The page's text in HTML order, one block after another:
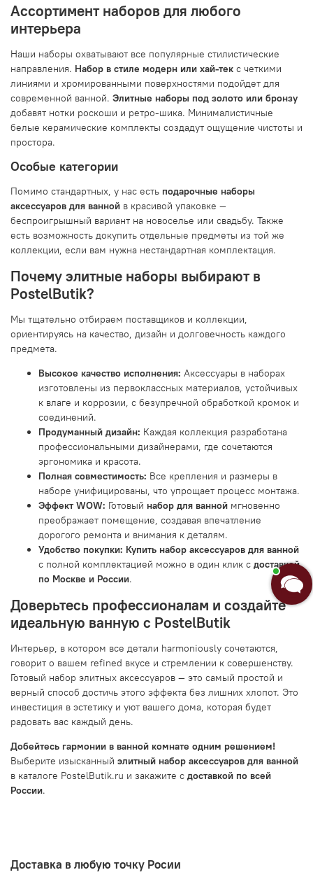
Ассортимент наборов для любого
интерьера
Наши наборы охватывают все популярные стилистические
направления. Набор в стиле модерн или хай-тек с четкими
линиями и хромированными поверхностями подойдет для
современной ванной. Элитные наборы под золото или бронзу
добавят нотки роскоши и ретро-шика. Минималистичные
белые керамические комплекты создадут ощущение чистоты и
простора.
Особые категории
Помимо стандартных, у нас есть подарочные наборы
аксессуаров для ванной в красивой упаковке —
беспроигрышный вариант на новоселье или свадьбу. Также
есть возможность докупить отдельные предметы из той же
коллекции, если вам нужна нестандартная комплектация.
Почему элитные наборы выбирают в
PostelButik?
Мы тщательно отбираем поставщиков и коллекции,
ориентируясь на качество, дизайн и долговечность каждого
предмета.
Высокое качество исполнения: Аксессуары в наборах
изготовлены из первоклассных материалов, устойчивых
к влаге и коррозии, с безупречной обработкой кромок и
соединений.
Продуманный дизайн: Каждая коллекция разработана
профессиональными дизайнерами, где сочетаются
эргономика и красота.
Полная совместимость: Все крепления и размеры в
наборе унифицированы, что упрощает процесс монтажа.
Эффект WOW: Готовый набор для ванной мгновенно
преображает помещение, создавая впечатление
дорогого ремонта и внимания к деталям.
Удобство покупки: Купить набор аксессуаров для ванной
с полной комплектацией можно в один клик с доставкой
по Москве и России.
Доверьтесь профессионалам и создайте
идеальную ванную с PostelButik
Интерьер, в котором все детали harmoniously сочетаются,
говорит о вашем refined вкусе и стремлении к совершенству.
Готовый набор элитных аксессуаров — это самый простой и
верный способ достичь этого эффекта без лишних хлопот. Это
инвестиция в эстетику и уют вашего дома, которая будет
радовать вас каждый день.
Добейтесь гармонии в ванной комнате одним решением!
Выберите изысканный элитный набор аксессуаров для ванной
в каталоге PostelButik.ru и закажите с доставкой по всей
России.
Доставка в любую точку Росии